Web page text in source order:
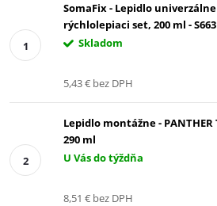
SomaFix - Lepidlo
rýchlolepiaci set, 200 ml - S663
Skladom
5,43 € bez DPH
Lepidlo montážne - PANTHER
290 ml
U Vás do týždňa
8,51 € bez DPH